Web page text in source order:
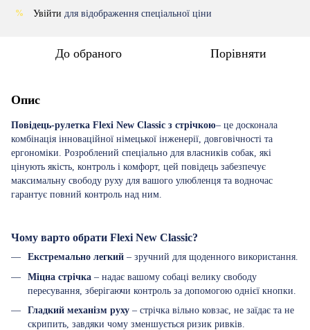
% Увійти для відображення спеціальної ціни
До обраного Порівняти
Опис
Повідець-рулетка Flexi New Classic з стрічкою– це досконала
комбінація інноваційної німецької інженерії, довговічності та
ергономіки. Розроблений спеціально для власників собак, які
цінують якість, контроль і комфорт, цей повідець забезпечує
максимальну свободу руху для вашого улюбленця та водночас
гарантує повний контроль над ним.
Чому варто обрати Flexi New Classic?
Екстремально легкий – зручний для щоденного використання.
Міцна стрічка – надає вашому собаці велику свободу
пересування, зберігаючи контроль за допомогою однієї кнопки.
Гладкий механізм руху – стрічка вільно ковзає, не заїдає та не
скрипить, завдяки чому зменшується ризик ривків.